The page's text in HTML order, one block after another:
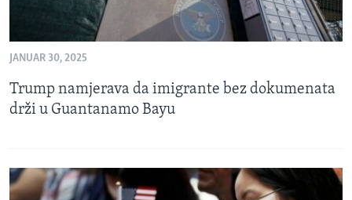
JANUAR 30, 2025
Trump namjerava da imigrante bez dokumenata
drži u Guantanamo Bayu